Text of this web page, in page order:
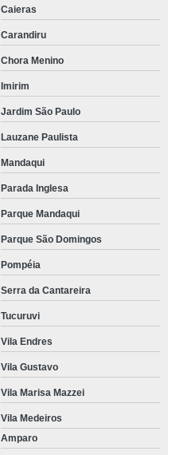
Caieras
Carandiru
Chora Menino
Imirim
Jardim São Paulo
Lauzane Paulista
Mandaqui
Parada Inglesa
Parque Mandaqui
Parque São Domingos
Pompéia
Serra da Cantareira
Tucuruvi
Vila Endres
Vila Gustavo
Vila Marisa Mazzei
Vila Medeiros
Amparo